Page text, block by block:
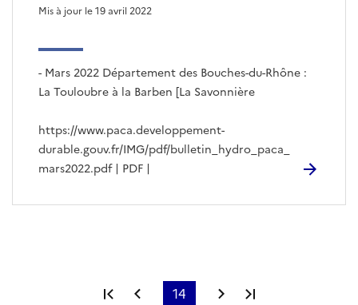
- Mars 2022 Département des Bouches-du-Rhône :
La Touloubre à la Barben [La Savonnière
Mis à jour le 19 avril 2022
https://www.paca.developpement-
durable.gouv.fr/IMG/pdf/bulletin_hydro_paca_
mars2022.pdf | PDF |
Première page
Page précédente
14 Page suivante